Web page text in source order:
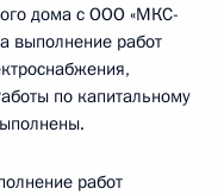
дома с ООО «МКС-
выполнение работ
по капитальному
работ